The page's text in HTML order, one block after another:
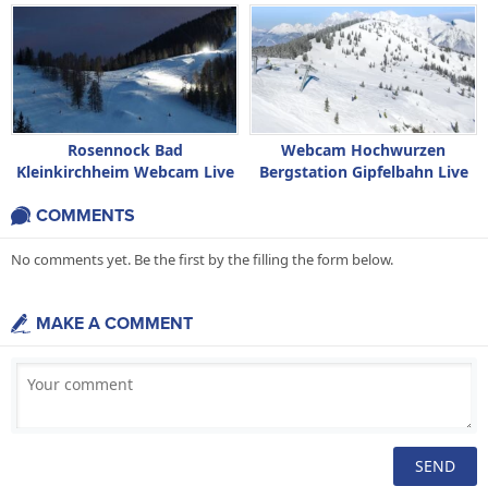
Rosennock Bad
Kleinkirchheim Webcam Live
Webcam Hochwurzen
Bergstation Gipfelbahn Live
COMMENTS
No comments yet. Be the first by the filling the form below.
MAKE A COMMENT